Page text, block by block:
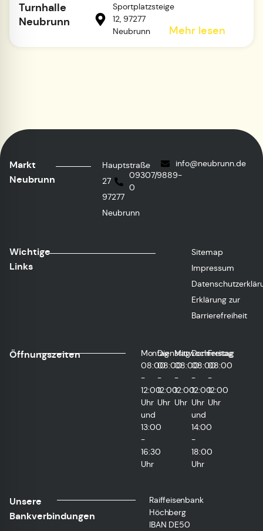
Turnhalle
Neubrunn
Sportplatzsteige
12, 97277
Neubrunn
Mehr lesen
Markt
Neubrunn
Hauptstraße
27
97277
Neubrunn
09307/9889-
0
info@neubrunn.de
Wichtige
Links
Sitemap
Impressum
Erklärung zur
Barrierefreiheit
Öffnungszeiten
Montag
08:00
-
12:00
Uhr
und
13:00
-
16:30
Uhr
Dienstag
08:00
-
12:00
Uhr
Mittwoch
08:00
-
12:00
Uhr
Donnerstag
08:00
-
12:00
Uhr
und
14:00
-
18:00
Uhr
Freitag
08:00
-
12:00
Uhr
Unsere
Bankverbindungen
Raiffeisenbank
Höchberg
IBAN DE50